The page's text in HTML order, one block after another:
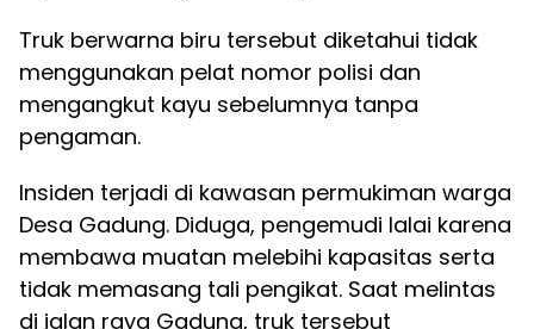
Truk berwarna biru tersebut diketahui tidak
menggunakan pelat nomor polisi dan
mengangkut kayu sebelumnya tanpa
pengaman.
Insiden terjadi di kawasan permukiman warga
Desa Gadung. Diduga, pengemudi lalai karena
membawa muatan melebihi kapasitas serta
tidak memasang tali pengikat. Saat melintas
di jalan raya Gadung, truk tersebut